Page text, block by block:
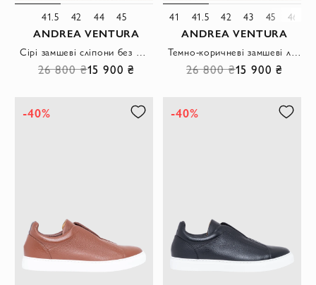
41.5 42 44 45
ANDREA VENTURA
Сірі замшеві сліпони без шнурків на гнучкій контрастній підошві
26 800 ₴15 900 ₴
41 41.5 42 43 45 46
ANDREA VENTURA
Темно-коричневі замшеві лофери на контрастній білій підошві.
26 800 ₴15 900 ₴
-40% -40%